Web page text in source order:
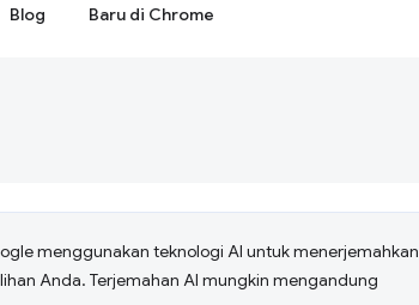
Blog Baru di Chrome
menggunakan teknologi AI untuk menerjemahkan
Anda. Terjemahan AI mungkin mengandung